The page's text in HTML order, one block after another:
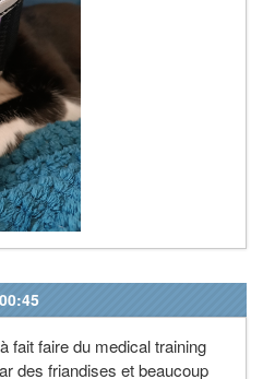
fait faire du medical training
des friandises et beaucoup